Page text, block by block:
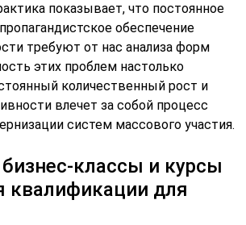
показывает, что постоянное
обеспечение
требуют от нас анализа форм
этих проблем настолько
количественный рост и
влечет за собой процесс
систем массового участия.
классы и курсы
квалификации для